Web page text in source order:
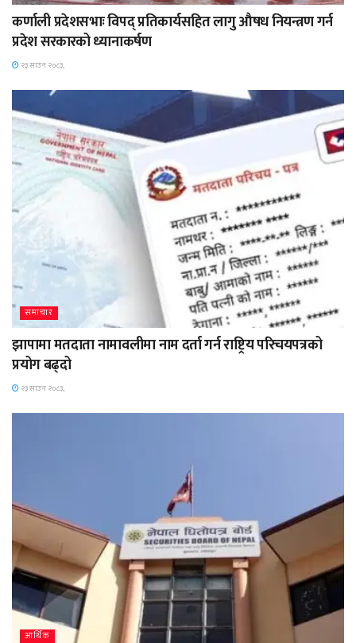
कर्णाली प्रदेशसभाः विपद् प्रतिकार्यसहित लागु औषध नियन्त्रण गर्न
प्रदेश सरकारको ध्यानाकर्षण
२३ साउन २०८३,
समाचार
झापामा मतदाता नामावलीमा नाम दर्ता गर्न राष्ट्रिय परिचयपत्रको
प्रयोग बढ्दो
२३ साउन २०८३,
आर्थिक